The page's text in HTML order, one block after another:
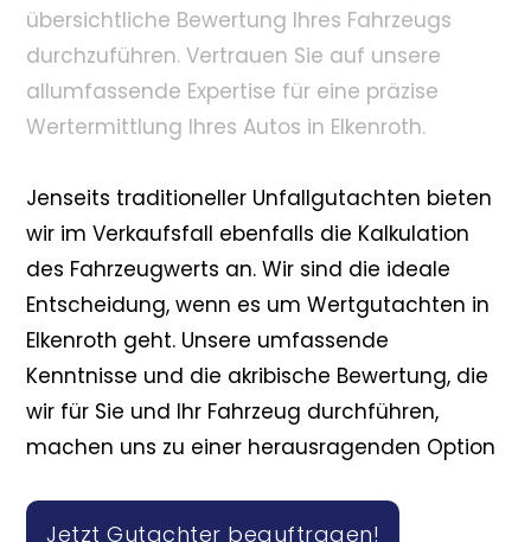
übersichtliche Bewertung Ihres Fahrzeugs
durchzuführen. Vertrauen Sie auf unsere
allumfassende Expertise für eine präzise
Wertermittlung Ihres Autos in Elkenroth.
Jenseits traditioneller Unfallgutachten bieten
wir im Verkaufsfall ebenfalls die Kalkulation
des Fahrzeugwerts an. Wir sind die ideale
Entscheidung, wenn es um Wertgutachten in
Elkenroth geht. Unsere umfassende
Kenntnisse und die akribische Bewertung, die
wir für Sie und Ihr Fahrzeug durchführen,
machen uns zu einer herausragenden Option
Jetzt Gutachter beauftragen!